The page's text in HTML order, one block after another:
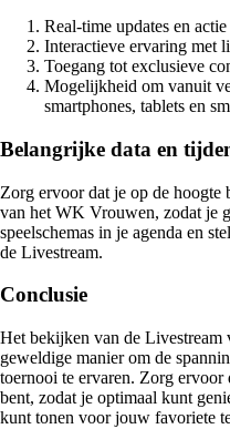
Real-time updates en actie
Interactieve ervaring met
Toegang tot exclusieve
Mogelijkheid om vanuit
smartphones, tablets en
Belangrijke data en
Zorg ervoor dat je op de hoogte
van het WK Vrouwen, zodat je
speelschemas in je agenda en
de Livestream.
Conclusie
Het bekijken van de
geweldige manier om de
toernooi te ervaren. Zorg ervoor
bent, zodat je optimaal kunt
kunt tonen voor jouw favoriete